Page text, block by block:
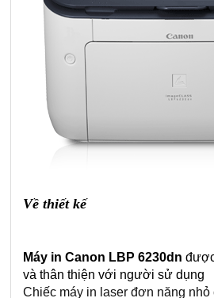
Về thiết kế
Máy in Canon LBP 6230dn
và thân thiện với người sử dụng
Chiếc máy in laser đơn năng nhỏ